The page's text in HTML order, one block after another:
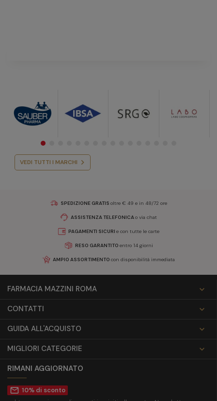
VEDI TUTTI I MARCHI
SPEDIZIONE GRATIS oltre € 49 e in 48/72 ore
ASSISTENZA TELEFONICAo via chat
PAGAMENTI SICURI e con tutte le carte
RESO GARANTITO entro 14 giorni
AMPIO ASSORTIMENTO con disponibilità immediata
FARMACIA MAZZINI ROMA

CONTATTI

GUIDA ALL'ACQUISTO

MIGLIORI CATEGORIE

RIMANI AGGIORNATO
mail_outline 10% di sconto